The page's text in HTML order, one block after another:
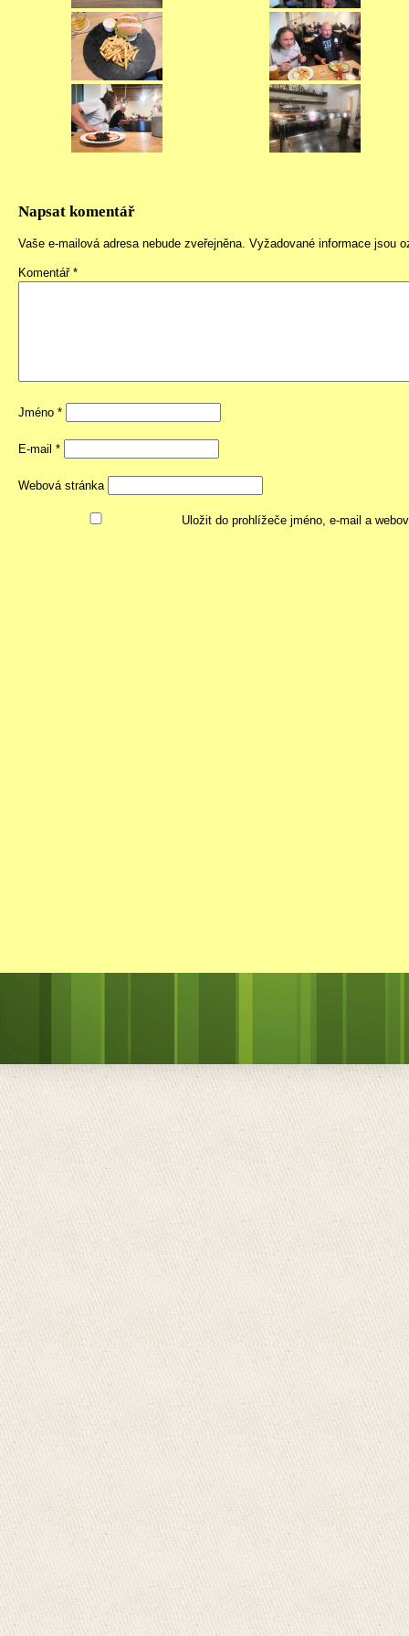
Napsat komentář
Vaše e-mailová adresa nebude zveřejněna. Vyžadované informace jsou
Komentář *
Jméno *
E-mail *
Webová stránka
Uložit do prohlížeče jméno, e-mail a